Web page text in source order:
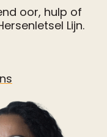
oor, hulp of
Lijn.